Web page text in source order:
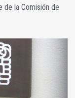
de la Comisión de